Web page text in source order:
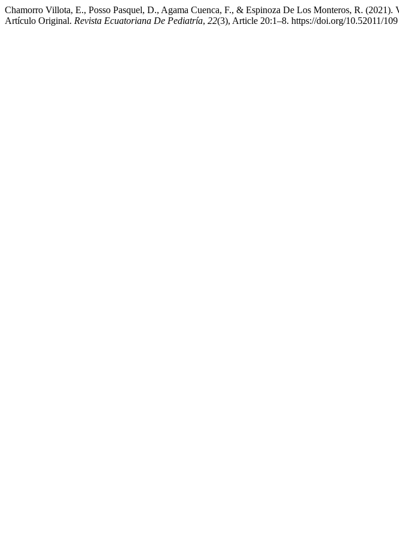
Chamorro Villota, E., Posso Pasquel, D., Agama Cuenca, F., & Espinoza De Los Monteros, R.
Artículo Original. Revista Ecuatoriana De Pediatría, 22(3), Article 20:1–8. https://doi.org/10.52011/109